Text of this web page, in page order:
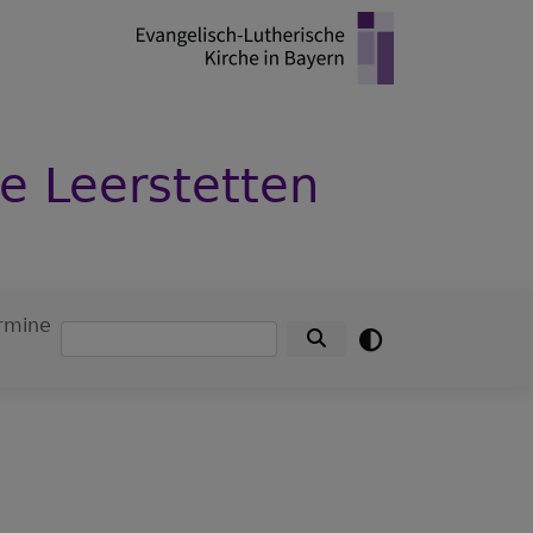
Leerstetten
Suche